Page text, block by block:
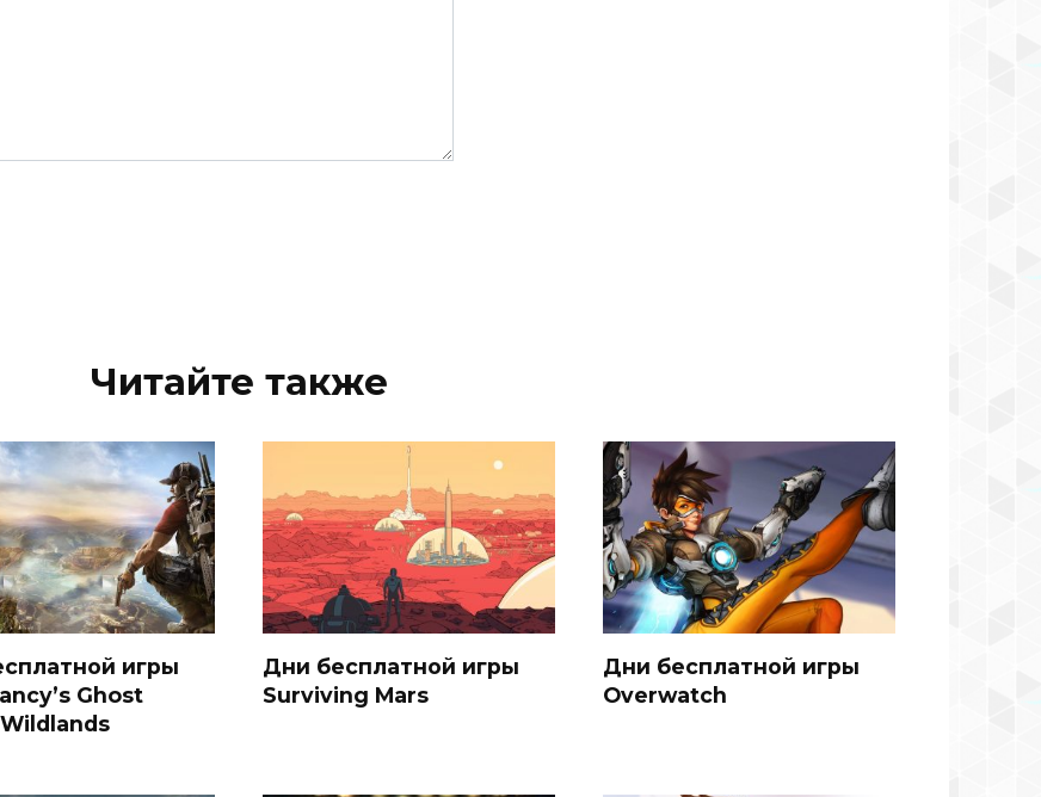
Читайте также
игры
Ghost
Дни бесплатной игры
Surviving Mars
Дни бесплатной игры
Overwatch